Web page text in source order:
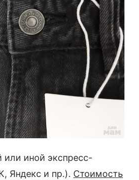
или иной экспресс-
Яндекс и пр.). Стоимость